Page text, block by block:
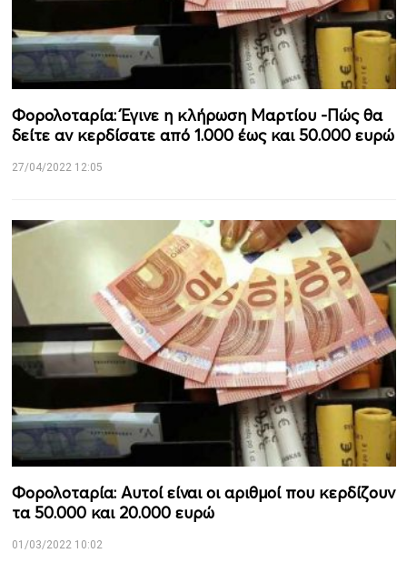
Φορολοταρία: Έγινε η κλήρωση Μαρτίου -Πώς θα
δείτε αν κερδίσατε από 1.000 έως και 50.000 ευρώ
27/04/2022 12:05
Φορολοταρία: Αυτοί είναι οι αριθμοί που κερδίζουν
τα 50.000 και 20.000 ευρώ
01/03/2022 10:02